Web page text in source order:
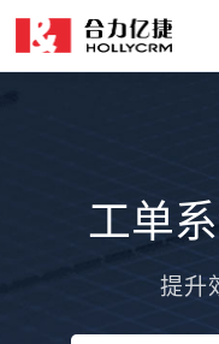
工单价格工单
提升